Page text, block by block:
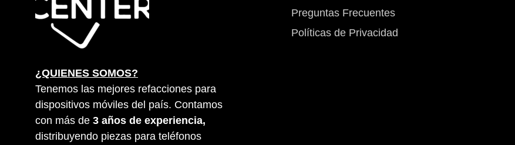
¿QUIENES SOMOS?
Tenemos las mejores refacciones para
dispositivos móviles del país. Contamos
con más de 3 años de experiencia,
distribuyendo piezas para teléfonos
Preguntas Frecuentes
Políticas de Privacidad